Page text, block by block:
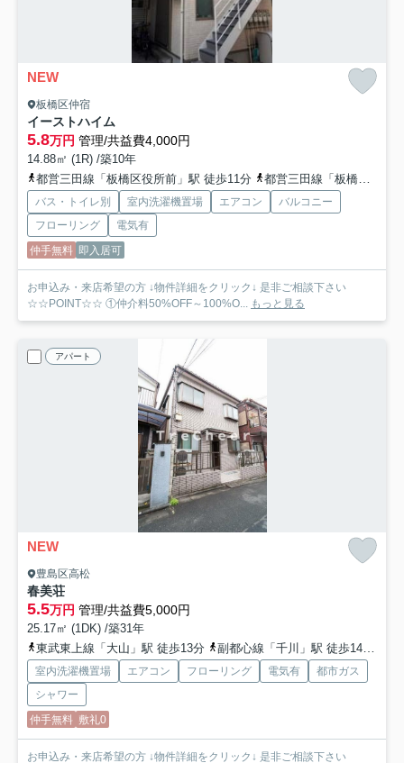
NEW
板橋区仲宿
イーストハイム
5.8万円 管理/共益費4,000円
14.88㎡ (1R) /築10年
都営三田線「板橋区役所前」駅 徒歩11分
都営三田線「板橋本町」駅 徒歩12分
バス・トイレ別 室内洗濯機置場 エアコン
バルコニー
フローリング
電気有
仲手無料 即入居可
お申込み・来店希望の方 ↓物件詳細をクリック↓ 是非ご相談下さい
☆☆POINT☆☆ ①仲介料50%OFF～100%O... もっと見る
アパート
NEW
豊島区高松
春美荘
5.5万円 管理/共益費5,000円
25.17㎡ (1DK) /築31年
東武東上線「大山」駅 徒歩13分
副都心線「千川」駅 徒歩14分
室内洗濯機置場 エアコン フローリング 電気有
都市ガス
シャワー
仲手無料 敷礼0
お申込み・来店希望の方 ↓物件詳細をクリック↓ 是非ご相談下さい